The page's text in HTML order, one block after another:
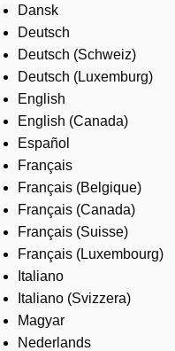
Services
About us
Where to buy
Contact us
Careers
Dansk
Deutsch
Deutsch (Schweiz)
Deutsch (Luxemburg)
English
English (Canada)
Español
Français
Français (Belgique)
Français (Canada)
Français (Suisse)
Français (Luxembourg)
Italiano
Italiano (Svizzera)
Magyar
Nederlands